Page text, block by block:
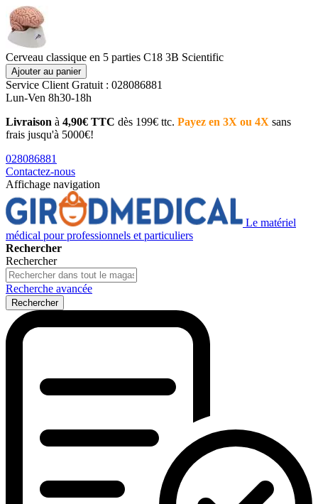
Cerveau classique en 5 parties C18 3B Scientific
Ajouter au panier
Service Client Gratuit : 028086881
Lun-Ven 8h30-18h
Livraison à 4,90€ TTC dès 199€ ttc. Payez en 3X ou 4X sans
frais jusqu'à 5000€!
028086881
Contactez-nous
Affichage navigation
Le matériel
médical pour professionnels et particuliers
Rechercher
Rechercher
Recherche avancée
Rechercher